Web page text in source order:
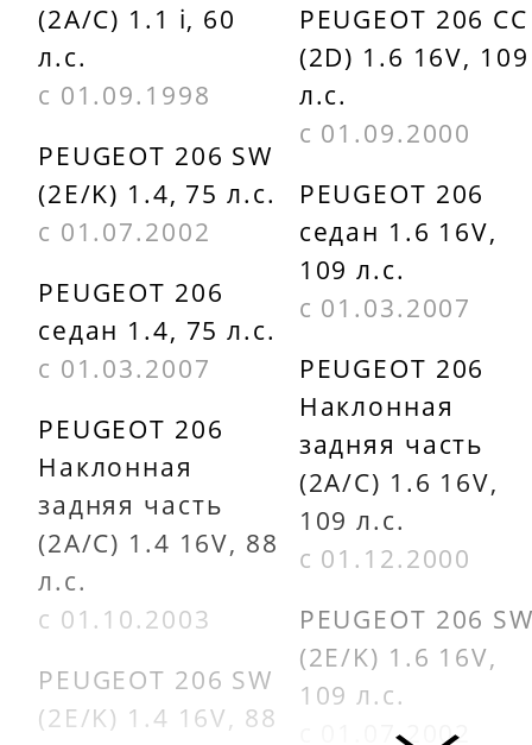
KLOKKERHOLM
KLOKKERHOLM
5507991
KLOKKERHOLM
KLOKKERHOLM
5507992A1
NOR 5507991
PRASCO
PG0092305
SAT
647304
647314
SIGNEDA
TYC
(2A/C) 1.1 i, 60
л.с.
с 01.09.1998
PEUGEOT 206 SW
(2E/K) 1.4, 75 л.с.
с 01.07.2002
PEUGEOT 206
седан 1.4, 75 л.с.
с 01.03.2007
PEUGEOT 206
Наклонная
задняя часть
(2A/C) 1.4 16V, 88
л.с.
с 01.10.2003
PEUGEOT 206 SW
(2E/K) 1.4 16V, 88
PEUGEOT 206 CC
(2D) 1.6 16V, 109
л.с.
с 01.09.2000
PEUGEOT 206
седан 1.6 16V,
109 л.с.
с 01.03.2007
PEUGEOT 206
Наклонная
задняя часть
(2A/C) 1.6 16V,
109 л.с.
с 01.12.2000
PEUGEOT 206
(2E/K) 1.6 16V,
109 л.с.
с 01.07.2002